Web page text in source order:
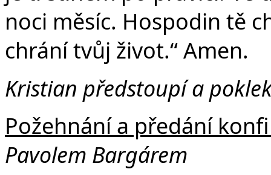
noci měsíc. Hospodin tě
chrání tvůj život.“ Amen.
Kristian předstoupí a
Požehnání a předání
Pavolem Bargárem